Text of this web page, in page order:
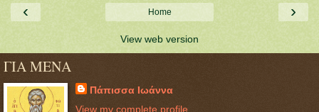
‹ ›
Home
View web version
ΓΙΑ ΜΕΝΑ
Πάπισσα Ιωάννα
View my complete profile